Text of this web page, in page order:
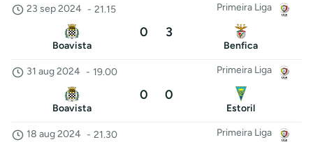
Primeira Liga
23 sep 2024 - 21.15
Boavista
0 3
Benfica
Primeira Liga
31 aug 2024 - 19.00
Boavista
0 0
Estoril
Primeira Liga
18 aug 2024 - 21.30